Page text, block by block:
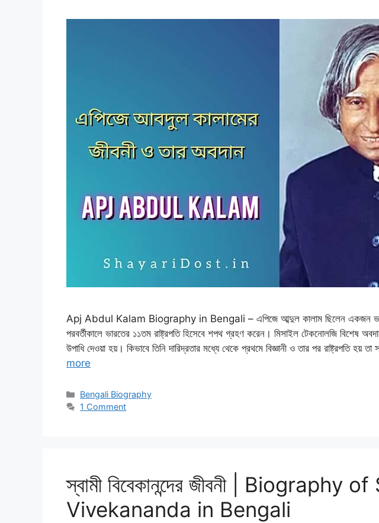
Apj Abdul Kalam Biography in Bengali – এপিজে আব্দুল কালাম ছিলেন একজন ভারতীয়
পরবর্তীকালে ভারতের ১১তম রাষ্ট্রপতি হিসেবে শপথ গ্রহণ করেন। মিসাইল টেকনোলজি বিশেষ
উপাধি দেওয়া হয়। কিভাবে তিনি দারিদ্রতার মধ্যে থেকে প্রথমে বিজ্ঞানী ও তার পর রাষ্ট্রপতি
more
Categories
Bengali Biography
1 Comment
স্বামী বিবেকানন্দের জীবনী | Biography
Vivekananda in Bengali